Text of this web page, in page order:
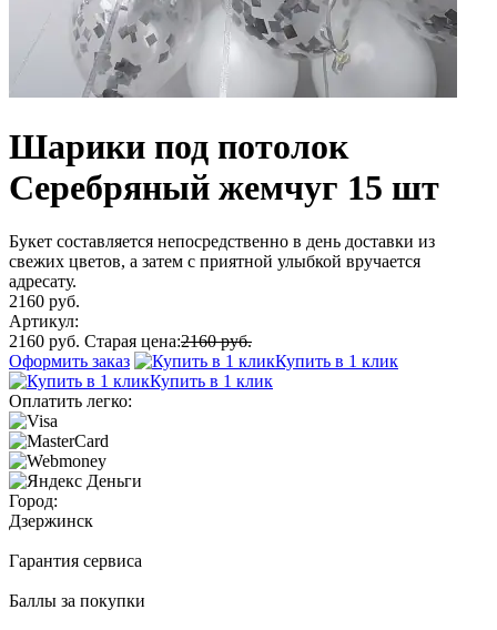
Шарики под потолок
Серебряный жемчуг 15 шт
Букет составляется непосредственно в день доставки из
свежих цветов, а затем с приятной улыбкой вручается
адресату.
2160 руб.
Артикул:
2160 руб. Старая цена:2160 руб.
Оформить заказ
Купить в 1 клик
Купить в 1 клик
Оплатить легко:
Город:
Дзержинск
Гарантия сервиса
Баллы за покупки